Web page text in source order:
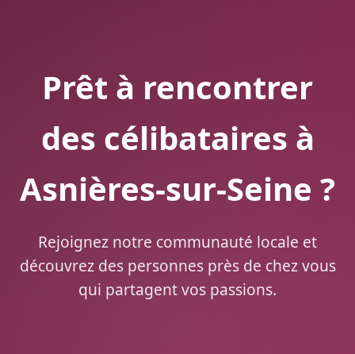
Prêt à rencontrer
des célibataires à
Asnières-sur-Seine ?
Rejoignez notre communauté locale et
découvrez des personnes près de chez vous
qui partagent vos passions.